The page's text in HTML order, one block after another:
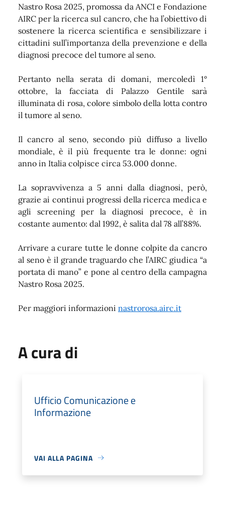
Nastro Rosa 2025, promossa da ANCI e Fondazione
AIRC per la ricerca sul cancro, che ha l’obiettivo di
sostenere la ricerca scientifica e sensibilizzare i
cittadini sull’importanza della prevenzione e della
diagnosi precoce del tumore al seno.
Pertanto nella serata di domani, mercoledì 1°
ottobre, la facciata di Palazzo Gentile sarà
illuminata di rosa, colore simbolo della lotta contro
il tumore al seno.
Il cancro al seno, secondo più diffuso a livello
mondiale, è il più frequente tra le donne: ogni
anno in Italia colpisce circa 53.000 donne.
La sopravvivenza a 5 anni dalla diagnosi, però,
grazie ai continui progressi della ricerca medica e
agli screening per la diagnosi precoce, è in
costante aumento: dal 1992, è salita dal 78 all’88%.
Arrivare a curare tutte le donne colpite da cancro
al seno è il grande traguardo che l’AIRC giudica “a
portata di mano” e pone al centro della campagna
Nastro Rosa 2025.
Per maggiori informazioni nastrorosa.airc.it
A cura di
Ufficio Comunicazione e
Informazione
VAI ALLA PAGINA